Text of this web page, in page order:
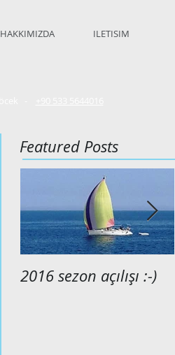
HAKKIMIZDA ILETISIM
Featured Posts
2016 sezon açılışı :-)